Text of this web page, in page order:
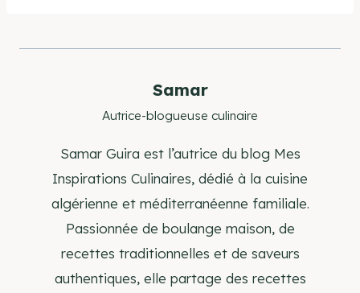
Samar
Autrice-blogueuse culinaire
Samar Guira est l’autrice du blog Mes
Inspirations Culinaires, dédié à la cuisine
algérienne et méditerranéenne familiale.
Passionnée de boulange maison, de
recettes traditionnelles et de saveurs
authentiques, elle partage des recettes